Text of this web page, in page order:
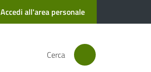
Accedi all'area personale
Cerca